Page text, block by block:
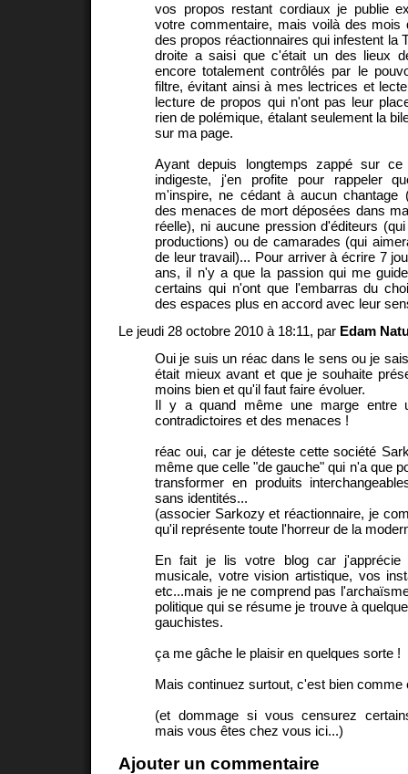
vos propos restant cordiaux je publie
votre commentaire, mais voilà des mois
des propos réactionnaires qui infestent la
droite a saisi que c'était un des lieux
encore totalement contrôlés par le
filtre, évitant ainsi à mes lectrices et
lecture de propos qui n'ont pas leur
rien de polémique, étalant seulement la
sur ma page.
Ayant depuis longtemps zappé sur
indigeste, j'en profite pour rappeler
m'inspire, ne cédant à aucun chantage
des menaces de mort déposées dans
réelle), ni aucune pression d'éditeurs
productions) ou de camarades (qui
de leur travail)... Pour arriver à écrire 7
ans, il n'y a que la passion qui me
certains qui n'ont que l'embarras du
des espaces plus en accord avec leur
Le jeudi 28 octobre 2010 à 18:11, par Edam
Oui je suis un réac dans le sens ou je
était mieux avant et que je souhaite
moins bien et qu'il faut faire évoluer.
Il y a quand même une marge entre
contradictoires et des menaces !
réac oui, car je déteste cette société
même que celle "de gauche" qui n'a que
transformer en produits
sans identités...
(associer Sarkozy et réactionnaire, je
qu'il représente toute l'horreur de la
En fait je lis votre blog car j'apprécie
musicale, votre vision artistique, vos
etc...mais je ne comprend pas
politique qui se résume je trouve à
gauchistes.
ça me gâche le plaisir en quelques sorte !
Mais continuez surtout, c'est bien comme
(et dommage si vous censurez
mais vous êtes chez vous ici...)
Ajouter un commentaire